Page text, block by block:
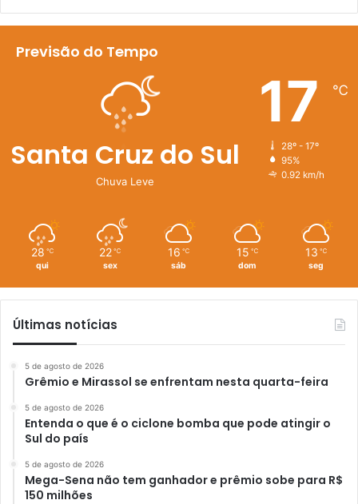
Previsão do Tempo
Santa Cruz do Sul
Chuva Leve
17 ℃
28º - 17º
95%
0.92 km/h
28 ℃
qui
22 ℃
sex
16 ℃
sáb
15 ℃
dom
13 ℃
seg
Últimas notícias
5 de agosto de 2026
Grêmio e Mirassol se enfrentam nesta quarta-feira
5 de agosto de 2026
Entenda o que é o ciclone bomba que pode atingir o
Sul do país
5 de agosto de 2026
Mega-Sena não tem ganhador e prêmio sobe para R$
150 milhões